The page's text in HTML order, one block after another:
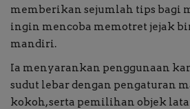
memberikan sejumlah tips bagi
ingin mencoba memotret jejak
mandiri.
Ia menyarankan penggunaan
sudut lebar dengan pengaturan
kokoh, serta pemilihan objek